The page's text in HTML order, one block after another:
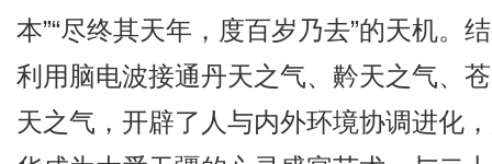
本”“尽终其天年，度百岁乃去”的天机。
利用脑电波接通丹天之气、黅天之气、
天之气，开辟了人与内外环境协调进化